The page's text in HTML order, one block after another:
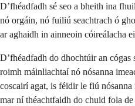
D’fhéadfadh sé seo a bheith ina
nó orgáin, nó fuiliú seachtrach ó
ar aghaidh in ainneoin cóireálacha
D’fhéadfadh do dhochtúir an cógas
roimh máinliachtaí nó nósanna
coscairí agat, is féidir le fiú nósanna
mar ní théachtfaidh do chuid fola